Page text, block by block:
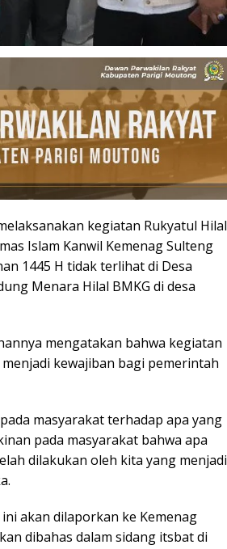
kegiatan Rukyatul Hilal
Islam Kanwil Kemenag Sulteng
1445 H tidak terlihat di Desa
Menara Hilal BMKG di desa
mengatakan bahwa kegiatan
kewajiban bagi pemerintah
masyarakat terhadap apa yang
pada masyarakat bahwa apa
dilakukan oleh kita yang menjadi
akan dilaporkan ke Kemenag
dibahas dalam sidang itsbat di